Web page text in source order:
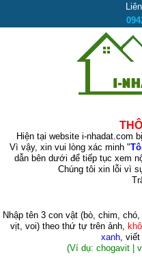
Hiện tại website i-nhadat.com
Vì vậy, xin vui lòng xác minh "
dẫn bên dưới để tiếp tục xem
Chúng tôi xin lỗi vì
Nhập tên 3 con vật (bò, chim,
vịt, voi)theo thứ tự trên ảnh,
xanh, viết
(Ví dụ: chogavit |